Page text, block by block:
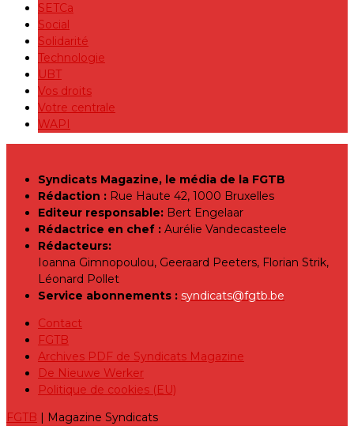
SETCa
Social
Solidarité
Technologie
UBT
Vos droits
Votre centrale
WAPI
Syndicats Magazine, le média de la FGTB
Rédaction : Rue Haute 42, 1000 Bruxelles
Editeur responsable: Bert Engelaar
Rédactrice en chef : Aurélie Vandecasteele
Rédacteurs:
Ioanna Gimnopoulou, Geeraard Peeters, Florian Strik,
Léonard Pollet
Service abonnements : syndicats@fgtb.be
Contact
FGTB
Archives PDF de Syndicats Magazine
De Nieuwe Werker
Politique de cookies (EU)
FGTB | Magazine Syndicats